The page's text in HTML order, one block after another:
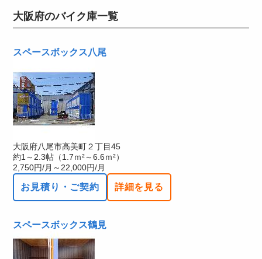
大阪府のバイク庫一覧
スペースボックス八尾
大阪府八尾市高美町２丁目45
約1～2.3帖（1.7ｍ²～6.6ｍ²）
2,750円/月～22,000円/月
お見積り・ご契約 詳細を見る
スペースボックス鶴見